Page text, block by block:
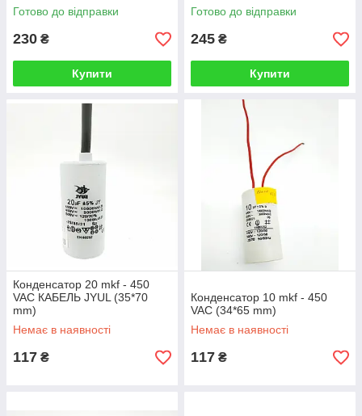
Готово до відправки
230 ₴
Купити
Готово до відправки
245 ₴
Купити
Конденсатор 20 mkf - 450
VAC КАБЕЛЬ JYUL (35*70
mm)
Немає в наявності
117 ₴
Конденсатор 10 mkf - 450
VAC (34*65 mm)
Немає в наявності
117 ₴